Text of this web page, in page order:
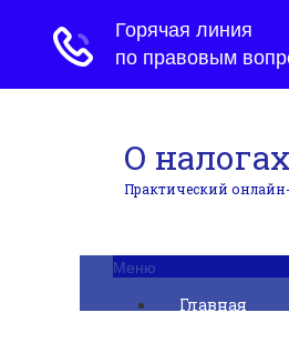
О налогах
Практический
Меню
Главная